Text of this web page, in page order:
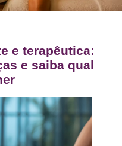
e terapêutica:
e saiba qual